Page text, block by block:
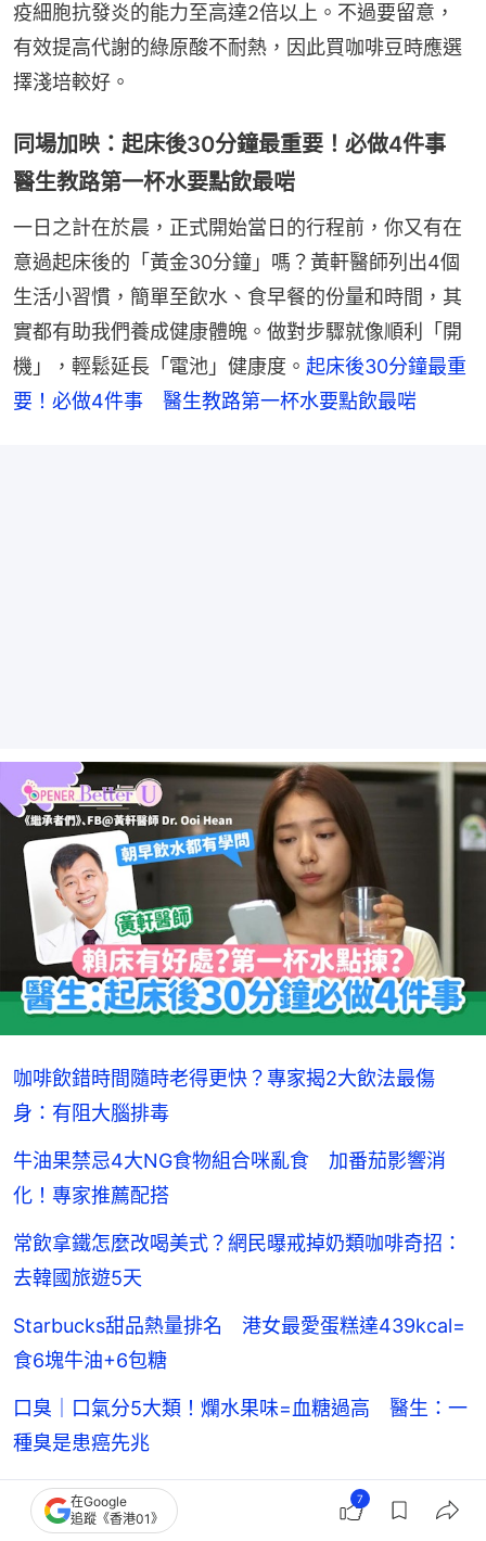
疫細胞抗發炎的能力至高達2倍以上。不過要留意，
有效提高代謝的綠原酸不耐熱，因此買咖啡豆時應選
擇淺培較好。
同場加映：起床後30分鐘最重要！必做4件事
醫生教路第一杯水要點飲最啱
一日之計在於晨，正式開始當日的行程前，你又有在
意過起床後的「黃金30分鐘」嗎？黃軒醫師列出4個
生活小習慣，簡單至飲水、食早餐的份量和時間，其
實都有助我們養成健康體魄。做對步驟就像順利「開
機」，輕鬆延長「電池」健康度。 起床後30分鐘最重
要！必做4件事　醫生教路第一杯水要點飲最啱
咖啡飲錯時間隨時老得更快？專家揭2大飲法最傷
身：有阻大腦排毒
牛油果禁忌4大NG食物組合咪亂食 加番茄影響消
化！專家推薦配搭
常飲拿鐵怎麼改喝美式？網民曝戒掉奶類咖啡奇招：
去韓國旅遊5天
Starbucks甜品熱量排名 港女最愛蛋糕達439kcal=
食6塊牛油+6包糖
口臭｜口氣分5大類！爛水果味=血糖過高 醫生：一
種臭是患癌先兆
手搖飲熱量榜｜珍奶1杯=1餐飯？營養師推紅綠燈組合
免戒糖也能瘦
在Google
追蹤《香港01》
7